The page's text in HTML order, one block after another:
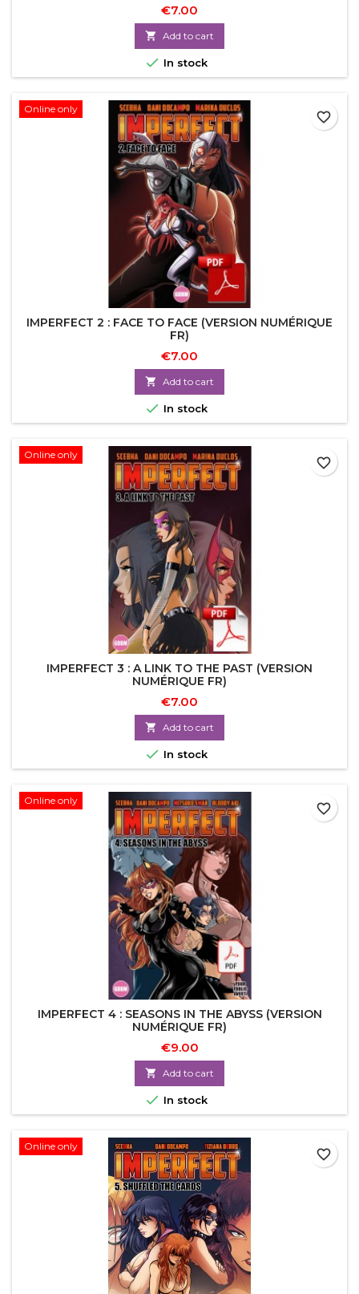
€7.00
 Add to cart
 In stock
Online only
IMPERFECT 2 : FACE TO FACE (VERSION NUMÉRIQUE
FR)
€7.00
 Add to cart
 In stock
favorite_border
Online only
IMPERFECT 3 : A LINK TO THE PAST (VERSION
NUMÉRIQUE FR)
€7.00
 Add to cart
 In stock
favorite_border
Online only
IMPERFECT 4 : SEASONS IN THE ABYSS (VERSION
NUMÉRIQUE FR)
€9.00
 Add to cart
 In stock
favorite_border
Online only
favorite_border